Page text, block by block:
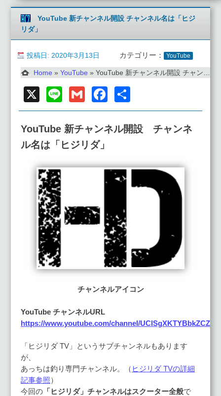
YouTube 新チャンネル開設 チャンネル名は「ヒジ
リダ」
投稿日: 2020年3月13日 カテゴリー： YouTube
Home » YouTube » YouTube 新チャンネル開設 チャンネル名は「ヒジリダ」
X Line GmailFacebook
有
YouTube 新チャンネル開設 チャンネ
ル名は「ヒジリダ」
チャンネルアイコン
YouTube チャンネルURL
https://www.youtube.com/channel/
「ヒジリダ TV」というサブチャンネルもあります
が、
あっちは釣り専門チャンネル。（ ヒジリダ TVの詳細
記事参照）
今回の 「ヒジリダ」チャンネルはスクーター全般で